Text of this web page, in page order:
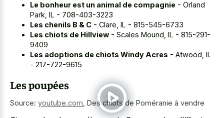
Le bonheur est un animal de compagnie - Orland
Park, IL - 708-403-3223
Les chenils B & C - Clare, IL - 815-545-6733
Les chiots de Hillview - Scales Mound, IL - 815-291-
9409
Les adoptions de chiots Windy Acres - Atwood, IL
- 217-722-9615
Les poupées
Source: youtube.com Des chiots de Poméranie à vendre